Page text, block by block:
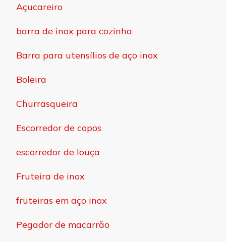
Açucareiro
barra de inox para cozinha
Barra para utensílios de aço inox
Boleira
Churrasqueira
Escorredor de copos
escorredor de louça
Fruteira de inox
fruteiras em aço inox
Pegador de macarrão